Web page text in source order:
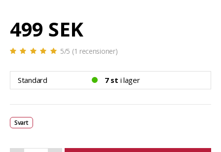
499 SEK
5/5 (1 recensioner)
Standard 7 st i lager
Svart